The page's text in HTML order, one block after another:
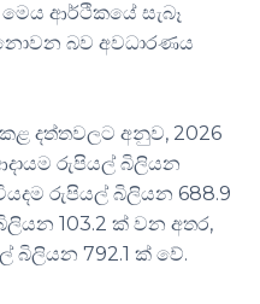
ආර්ථිකයේ සැබෑ
බව අවධාරණය
දත්තවලට අනුව, 2026
රුපියල් බිලියන
රුපියල් බිලියන 688.9
103.2 ක් වන අතර,
බිලියන 792.1 ක් වේ.